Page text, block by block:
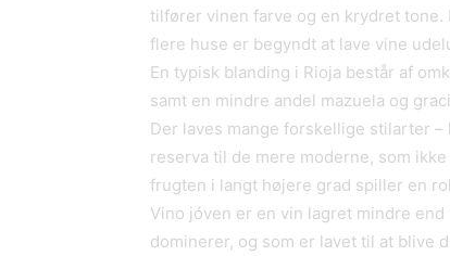
tilfører vinen farve og en krydret
flere huse er begyndt at lave vine
En typisk blanding i Rioja består af
samt en mindre andel mazuela og
Der laves mange forskellige stilarter
reserva til de mere moderne, som
frugten i langt højere grad spiller en
Vino jóven er en vin lagret mindre
dominerer, og som er lavet til at blive